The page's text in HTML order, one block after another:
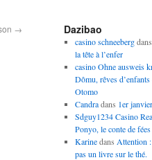
→ Dazibao
casino schneebergdans
la tête à l’enfer
casino Ohne ausweis
Dômu, rêves
Otomo
Candradans 1er
Sdguy1234 Casino
Ponyo, le conte de
Karinedans Attention
pas un livre sur le thé.